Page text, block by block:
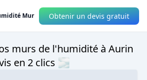
Mur Obtenir un devis gratuit
murs de l'humidité à Aurin
en 2 clics 🌫